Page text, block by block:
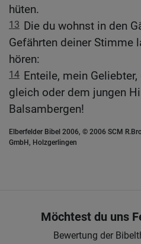
hüten.
13 Die du wohnst in den
Gefährten deiner Stimme
hören:
14 Enteile, mein
gleich oder dem jungen
Balsambergen!
Elberfelder Bibel 2006, © 2006 SCM
GmbH, Holzgerlingen
Möchtest du uns
Bewertung der